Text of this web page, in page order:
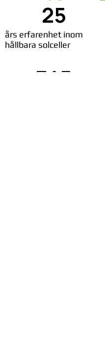
25
års erfarenhet inom
hållbara solceller
345